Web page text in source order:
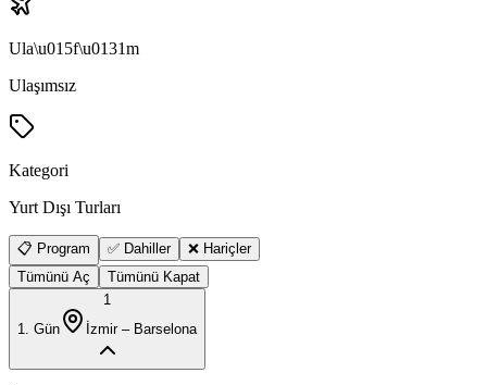
Ula\u015f\u0131m
Ulaşımsız
Kategori
Yurt Dışı Turları
📋 Program ✅ Dahiller
❌ Hariçler
Tümünü Aç
Tümünü Kapat
1
1
. Gün İzmir – Barselona